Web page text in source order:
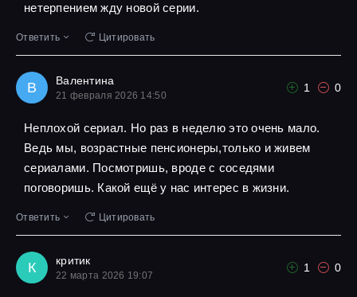
нетерпением жду новой серии.
Ответить Цитировать
В Валентина
21 февраля 2026 14:50
1 0
Неплохой сериал. Но раз в неделю это очень мало.
Ведь мы, возрастные пенсионеры,только и живем
сериалами. Посмотришь, вроде с соседями
поговоришь. Какой ещё у нас интерес в жизни.
Ответить Цитировать
К критик
22 марта 2026 19:07
1 0